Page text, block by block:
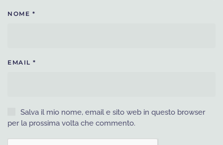
NOME *
EMAIL *
Salva il mio nome, email e sito web in questo browser
per la prossima volta che commento.